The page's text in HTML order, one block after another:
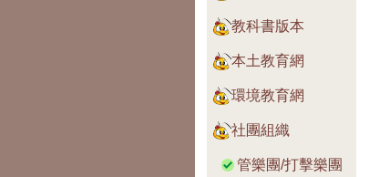
教科書版本
本土教育網
環境教育網
社團組織
管樂團/打擊樂團